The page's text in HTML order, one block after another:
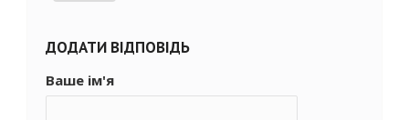
ДОДАТИ ВІДПОВІДЬ
Ваше ім'я